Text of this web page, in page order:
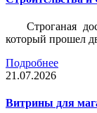
Строганая
который прошел
Подробнее
21.07.2026
Витрины для